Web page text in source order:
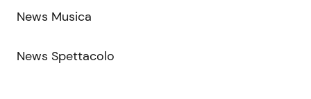
News Musica
News Spettacolo